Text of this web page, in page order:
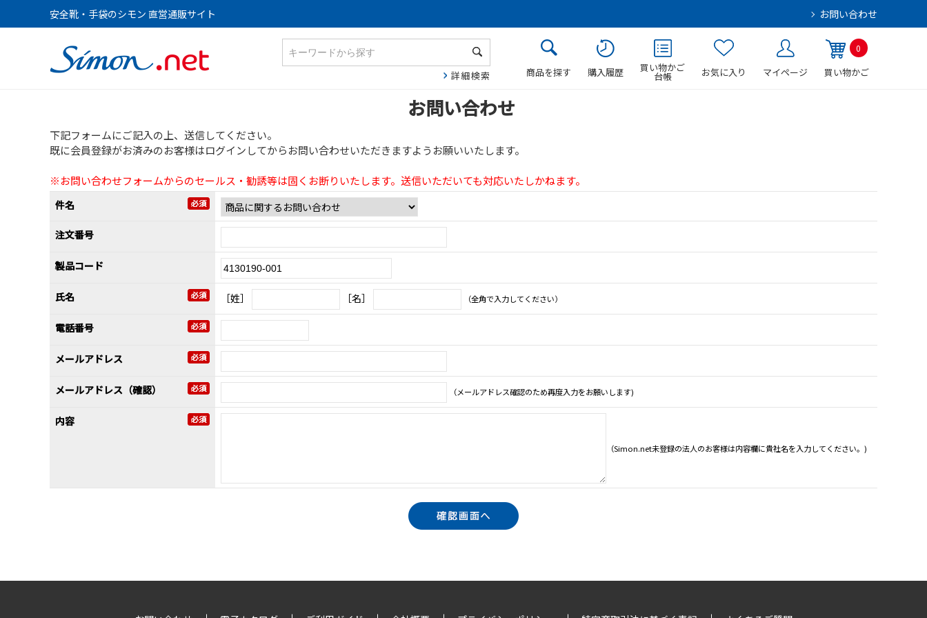
安全靴・手袋のシモン 直営通販サイト お問い合わせ
詳細検索 商品を探す 購入履歴 買い物かご
台帳 お気に入り マイページ 買い物かご
0
お問い合わせ
下記フォームにご記入の上、送信してください。
既に会員登録がお済みのお客様はログインしてからお問い合わせいただきますようお願いいたします。
※お問い合わせフォームからのセールス・勧誘等は固くお断りいたします。送信いただいても対応いたしかねます。
件名
注文番号
製品コード
氏名 ［姓］ ［名］ （全角で入力してください）
電話番号
メールアドレス
メールアドレス（確認） （メールアドレス確認のため再度入力をお願いします)
内容
（Simon.net未登録の法人のお客様は内容欄に貴社名を入力してください。)